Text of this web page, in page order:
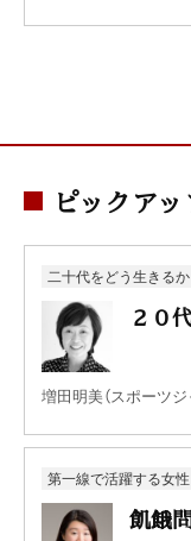
ピックア
二十代をどう生きるか
２０
増田明美（スポーツジ
第一線で活躍する女性
飢餓